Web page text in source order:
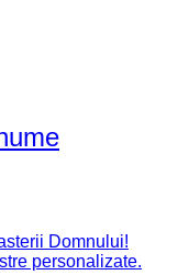
Domnului!
personalizate.